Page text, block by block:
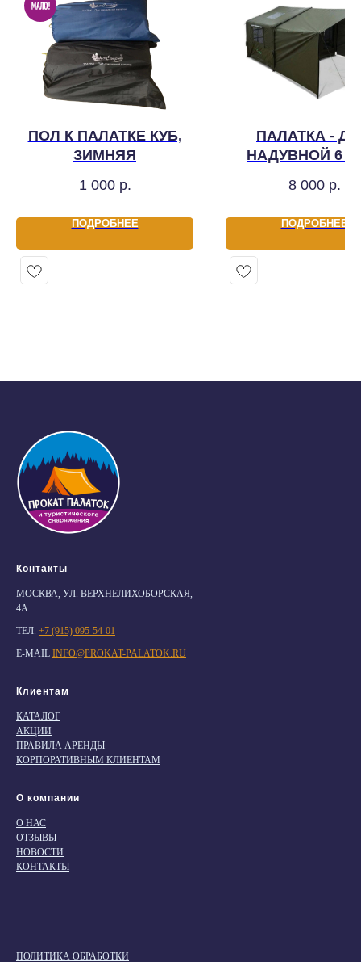
ПОЛ К ПАЛАТКЕ КУБ,
ЗИМНЯЯ
1 000 р.
ПОДРОБНЕЕ
ПАЛАТКА -
НАДУВНОЙ 6
2026
8 000 р.
ПОДРОБНЕЕ
Контакты
МОСКВА, УЛ. ВЕРХНЕЛИХОБОРСКАЯ,
4А
ТЕЛ. +7 (915) 095-54-01
E-MAIL INFO@PROKAT-PALATOK.RU
Клиентам
КАТАЛОГ
АКЦИИ
ПРАВИЛА АРЕНДЫ
КОРПОРАТИВНЫМ КЛИЕНТАМ
О компании
О НАС
ОТЗЫВЫ
НОВОСТИ
КОНТАКТЫ
ПОЛИТИКА ОБРАБОТКИ